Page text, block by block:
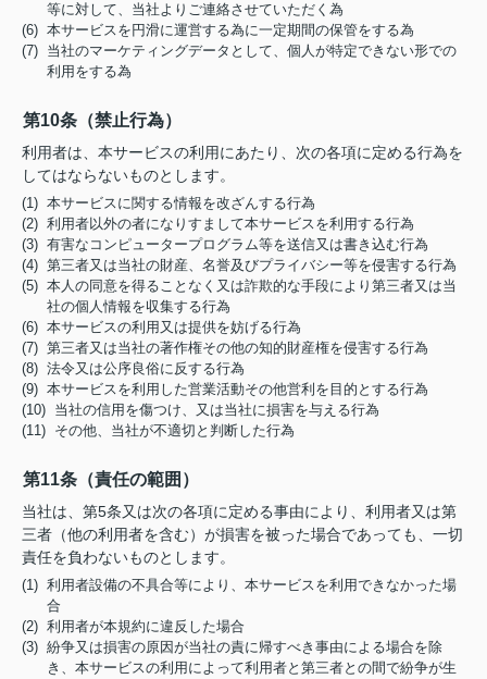
等に対して、当社よりご連絡させていただく為
(6) 本サービスを円滑に運営する為に一定期間の保管をする為
(7) 当社のマーケティングデータとして、個人が特定できない形での
利用をする為
第10条（禁止行為）
利用者は、本サービスの利用にあたり、次の各項に定める行為を
してはならないものとします。
(1) 本サービスに関する情報を改ざんする行為
(2) 利用者以外の者になりすまして本サービスを利用する行為
(3) 有害なコンピュータープログラム等を送信又は書き込む行為
(4) 第三者又は当社の財産、名誉及びプライバシー等を侵害する行為
(5) 本人の同意を得ることなく又は詐欺的な手段により第三者又は当
社の個人情報を収集する行為
(6) 本サービスの利用又は提供を妨げる行為
(7) 第三者又は当社の著作権その他の知的財産権を侵害する行為
(8) 法令又は公序良俗に反する行為
(9) 本サービスを利用した営業活動その他営利を目的とする行為
(10) 当社の信用を傷つけ、又は当社に損害を与える行為
(11) その他、当社が不適切と判断した行為
第11条（責任の範囲）
当社は、第5条又は次の各項に定める事由により、利用者又は第
三者（他の利用者を含む）が損害を被った場合であっても、一切
責任を負わないものとします。
(1) 利用者設備の不具合等により、本サービスを利用できなかった場
合
(2) 利用者が本規約に違反した場合
(3) 紛争又は損害の原因が当社の責に帰すべき事由による場合を除
き、本サービスの利用によって利用者と第三者との間で紛争が生